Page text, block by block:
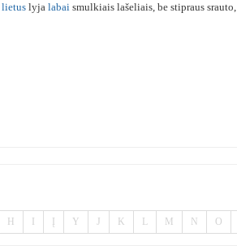
lietus lyja labai smulkiais lašeliais, be stipraus srauto,
H Y J K L M N O